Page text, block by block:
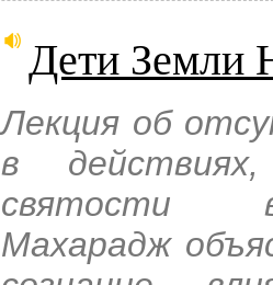
Дети Земли
Лекция об
в
святости
Махарадж